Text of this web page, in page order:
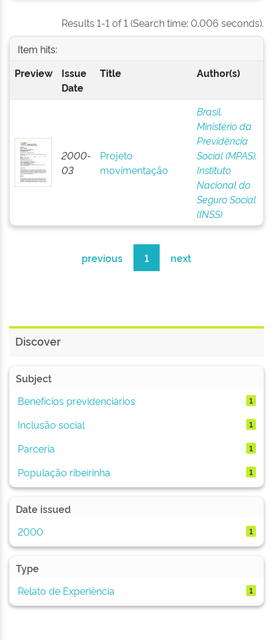
Results 1-1 of 1 (Search time: 0.006 seconds).
Item hits:
Preview
Issue
Date
Title Author(s)
2000-
03
Projeto
movimentação
Brasil.
Ministério da
Previdência
Social (MPAS).
Instituto
Nacional do
Seguro Social
(INSS)
previous 1 next
Discover
Subject
Benefícios previdenciários
1
Inclusão social 1
Parceria 1
População ribeirinha 1
Date issued
2000
1
Type
Relato de Experiência
1